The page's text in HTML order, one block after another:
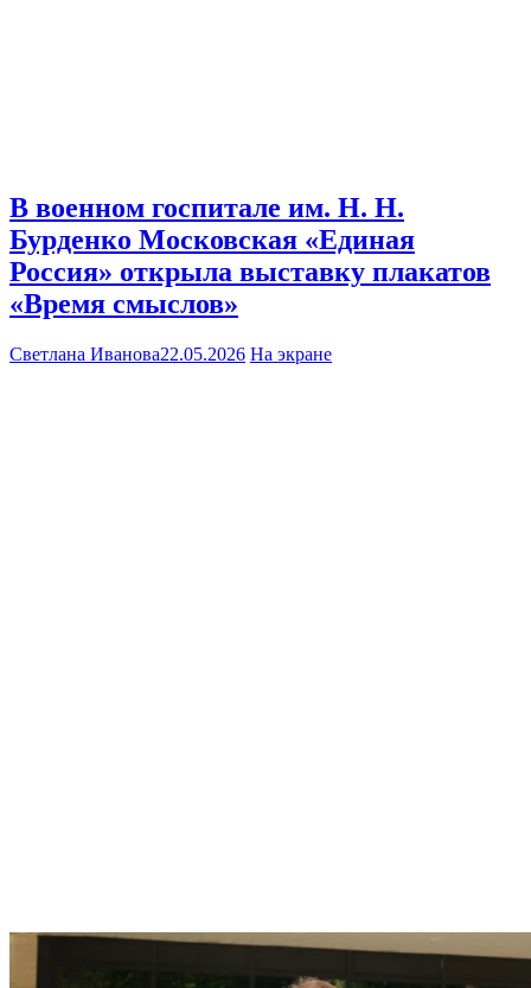
В военном госпитале им. Н. Н.
Бурденко Московская «Единая
Россия» открыла выставку плакатов
«Время смыслов»
Светлана Иванова22.05.2026 На экране